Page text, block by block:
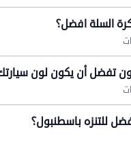
السلة افضل؟
تفضل أن يكون لون
للتنزه باسطنبول؟